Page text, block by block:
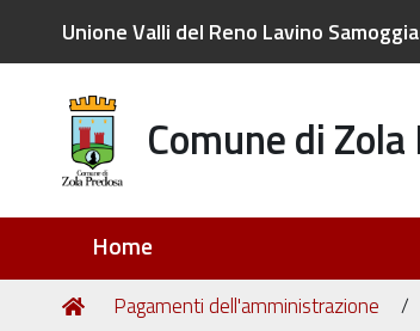
Unione Valli del Reno Lavino Samoggia
Comune di
Home
Tu
Home
Pagamenti dell'amministrazione